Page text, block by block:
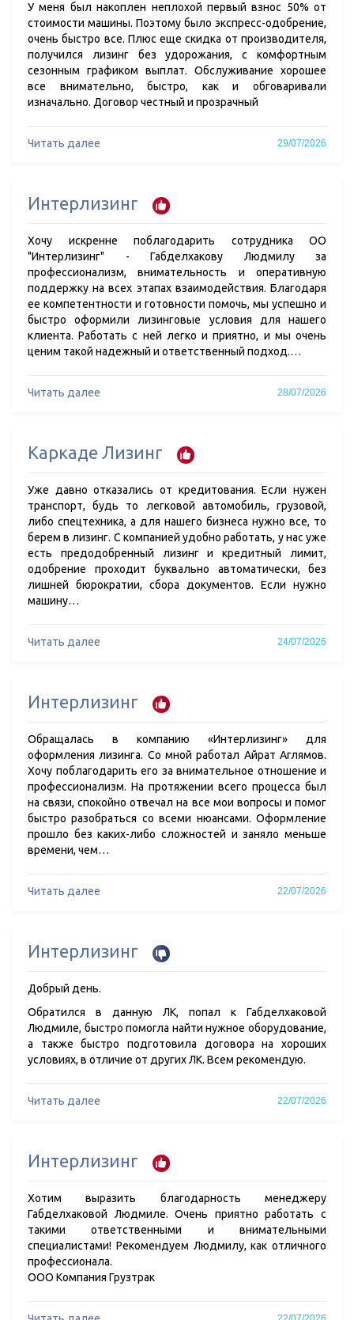
У меня был накоплен неплохой первый взнос 50% от
стоимости машины. Поэтому было экспресс-одобрение,
очень быстро все. Плюс еще скидка от производителя,
получился лизинг без удорожания, с комфортным
сезонным графиком выплат. Обслуживание хорошее
все внимательно, быстро, как и обговаривали
изначально. Договор честный и прозрачный
Читать далее 29/07/2026
Интерлизинг
Хочу искренне поблагодарить сотрудника ОО
"Интерлизинг" - Габделхакову Людмилу за
профессионализм, внимательность и оперативную
поддержку на всех этапах взаимодействия. Благодаря
ее компетентности и готовности помочь, мы успешно и
быстро оформили лизинговые условия для нашего
клиента. Работать с ней легко и приятно, и мы очень
ценим такой надежный и ответственный подход.…
Читать далее 28/07/2026
Каркаде Лизинг
Уже давно отказались от кредитования. Если нужен
транспорт, будь то легковой автомобиль, грузовой,
либо спецтехника, а для нашего бизнеса нужно все, то
берем в лизинг. С компанией удобно работать, у нас уже
есть предодобренный лизинг и кредитный лимит,
одобрение проходит буквально автоматически, без
лишней бюрократии, сбора документов. Если нужно
машину…
Читать далее 24/07/2026
Интерлизинг
Обращалась в компанию «Интерлизинг» для
оформления лизинга. Со мной работал Айрат Аглямов.
Хочу поблагодарить его за внимательное отношение и
профессионализм. На протяжении всего процесса был
на связи, спокойно отвечал на все мои вопросы и помог
быстро разобраться со всеми нюансами. Оформление
прошло без каких-либо сложностей и заняло меньше
времени, чем…
Читать далее 22/07/2026
Интерлизинг
Добрый день.
Обратился в данную ЛК, попал к Габделхаковой
Людмиле, быстро помогла найти нужное оборудование,
а также быстро подготовила договора на хороших
условиях, в отличие от других ЛК. Всем рекомендую.
Читать далее 22/07/2026
Интерлизинг
Хотим выразить благодарность менеджеру
Габделхаковой Людмиле. Очень приятно работать с
такими ответственными и внимательными
специалистами! Рекомендуем Людмилу, как отличного
профессионала.
ООО Компания Грузтрак